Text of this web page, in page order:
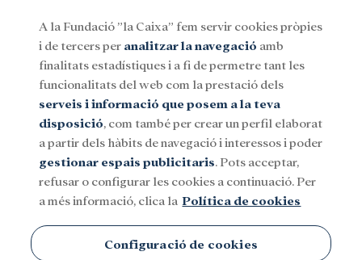
Menu
SocialInvestigació i bequesCultura
A la Fundació ”la Caixa” fem servir cookies pròpies
i de tercers per analitzar la navegació amb
finalitats estadístiques i a fi de permetre tant les
funcionalitats del web com la prestació dels
serveis i informació que posem a la teva
disposició, com també per crear un perfil elaborat
a partir dels hàbits de navegació i interessos i poder
gestionar espais publicitaris. Pots acceptar,
refusar o configurar les cookies a continuació. Per
a més informació, clica la Política de cookies
Configuració de cookies